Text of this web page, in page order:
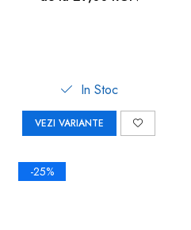
In Stoc
VEZI VARIANTE
-25%